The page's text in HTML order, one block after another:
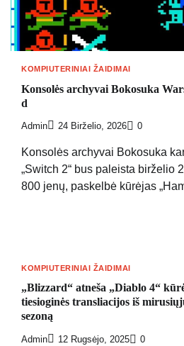
KOMPIUTERINIAI ŽAIDIMAI
Konsolės archyvai Bokosuka
d
Admin 24 Birželio, 2026 0
Konsolės archyvai Bokosuka
„Switch 2“ bus paleista birželio
800 jenų, paskelbė kūrėjas
KOMPIUTERINIAI ŽAIDIMAI
„Blizzard“ atneša „Diablo 4“
tiesioginės transliacijos iš
sezoną
Admin 12 Rugsėjo, 2025 0